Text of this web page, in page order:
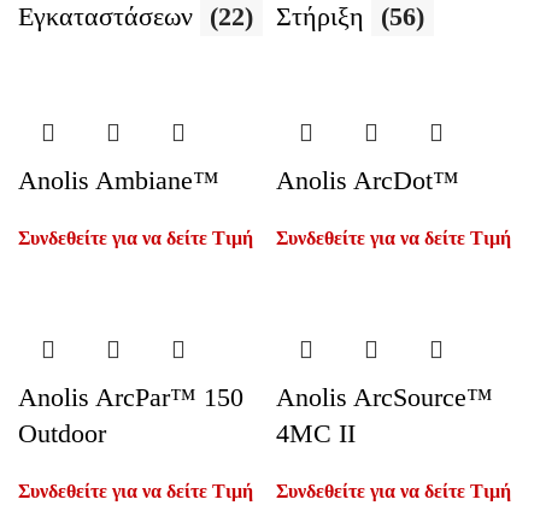
Εγκαταστάσεων (22)
Στήριξη
(56)
Anolis Ambiane™
Συνδεθείτε για να δείτε Τιμή
Anolis ArcDot™
Συνδεθείτε για να δείτε Τιμή
Anolis ArcPar™ 150
Outdoor
Συνδεθείτε για να δείτε Τιμή
Anolis ArcSource™
4MC II
Συνδεθείτε για να δείτε Τιμή